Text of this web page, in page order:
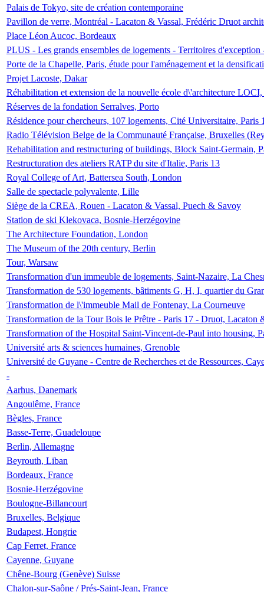
Palais de Tokyo, site de création contemporaine
Pavillon de verre, Montréal - Lacaton & Vassal, Frédéric Druot
Place Léon Aucoc, Bordeaux
PLUS - Les grands ensembles de logements - Territoires
Porte de la Chapelle, Paris, étude pour l'aménagement et la
Projet Lacoste, Dakar
Réhabilitation et extension de la nouvelle école d\'architecture
Réserves de la fondation Serralves, Porto
Résidence pour chercheurs, 107 logements, Cité Universitaire, Paris
Radio Télévision Belge de la Communauté Française, Bruxelles
Rehabilitation and restructuring of buildings, Block Saint-Germain,
Restructuration des ateliers RATP du site d'Italie, Paris 13
Royal College of Art, Battersea South, London
Salle de spectacle polyvalente, Lille
Siège de la CREA, Rouen - Lacaton & Vassal, Puech & Savoy
Station de ski Klekovaca, Bosnie-Herzégovine
The Architecture Foundation, London
The Museum of the 20th century, Berlin
Tour, Warsaw
Transformation d'un immeuble de logements, Saint-Nazaire, La
Transformation de 530 logements, bâtiments G, H, I, quartier du
Transformation de l\'immeuble Mail de Fontenay, La Courneuve
Transformation de la Tour Bois le Prêtre - Paris 17 - Druot, Lacaton
Transformation of the Hospital Saint-Vincent-de-Paul into housing,
Université arts & sciences humaines, Grenoble
Université de Guyane - Centre de Recherches et de Ressources,
-
Aarhus, Danemark
Angoulême, France
Bègles, France
Basse-Terre, Guadeloupe
Berlin, Allemagne
Beyrouth, Liban
Bordeaux, France
Bosnie-Herzégovine
Boulogne-Billancourt
Bruxelles, Belgique
Budapest, Hongrie
Cap Ferret, France
Cayenne, Guyane
Chêne-Bourg (Genève) Suisse
Chalon-sur-Saône / Prés-Saint-Jean, France